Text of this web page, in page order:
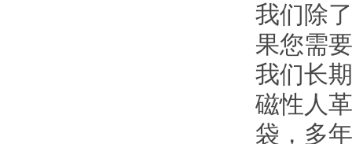
我们除
果您需
我们长
磁性人
袋，多